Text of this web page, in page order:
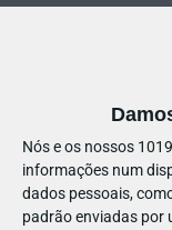
Nós e os nossos 1019
informações num
dados pessoais,
padrão enviadas por